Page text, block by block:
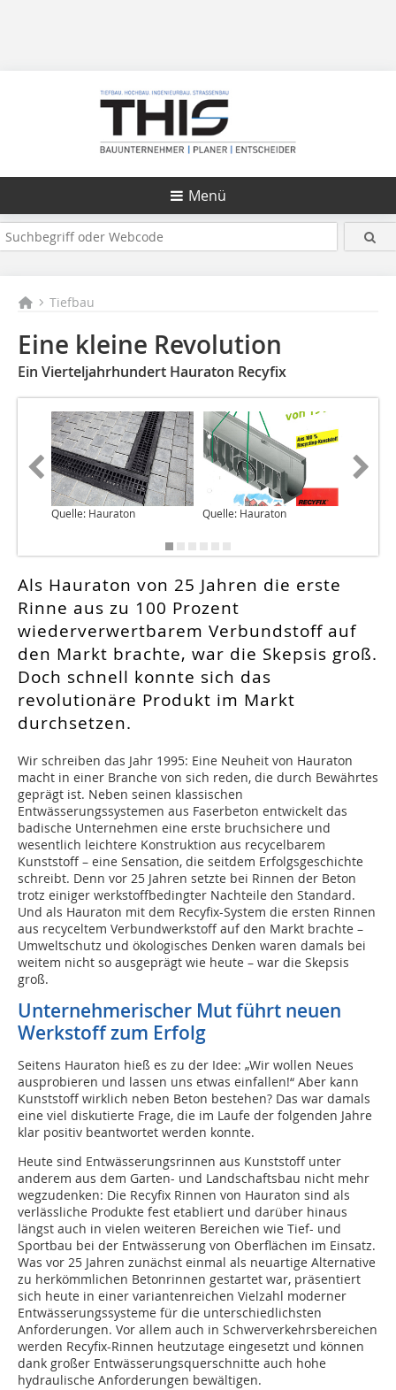
Menü
Tiefbau
Eine kleine Revolution
Ein Vierteljahrhundert Hauraton Recyfix
Quelle: Hauraton Quelle: Hauraton
Als Hauraton von 25 Jahren die erste
Rinne aus zu 100 Prozent
wiederverwertbarem Verbundstoff auf
den Markt brachte, war die Skepsis groß.
Doch schnell konnte sich das
revolutionäre Produkt im Markt
durchsetzen.
Wir schreiben das Jahr 1995: Eine Neuheit von Hauraton
macht in einer Branche von sich reden, die durch Bewährtes
geprägt ist. Neben seinen klassischen
Entwässerungssystemen aus Faserbeton entwickelt das
badische Unternehmen eine erste bruchsichere und
wesentlich leichtere Konstruktion aus recycelbarem
Kunststoff – eine Sensation, die seitdem Erfolgsgeschichte
schreibt. Denn vor 25 Jahren setzte bei Rinnen der Beton
trotz einiger werkstoffbedingter Nachteile den Standard.
Und als Hauraton mit dem Recyfix-System die ersten Rinnen
aus recyceltem Verbundwerkstoff auf den Markt brachte –
Umweltschutz und ökologisches Denken waren damals bei
weitem nicht so ausgeprägt wie heute – war die Skepsis
groß.
Unternehmerischer Mut führt neuen
Werkstoff zum Erfolg
Seitens Hauraton hieß es zu der Idee: „Wir wollen Neues
ausprobieren und lassen uns etwas einfallen!“ Aber kann
Kunststoff wirklich neben Beton bestehen? Das war damals
eine viel diskutierte Frage, die im Laufe der folgenden Jahre
klar positiv beantwortet werden konnte.
Heute sind Entwässerungsrinnen aus Kunststoff unter
anderem aus dem Garten- und Landschaftsbau nicht mehr
wegzudenken: Die Recyfix Rinnen von Hauraton sind als
verlässliche Produkte fest etabliert und darüber hinaus
längst auch in vielen weiteren Bereichen wie Tief- und
Sportbau bei der Entwässerung von Oberflächen im Einsatz.
Was vor 25 Jahren zunächst einmal als neuartige Alternative
zu herkömmlichen Betonrinnen gestartet war, präsentiert
sich heute in einer variantenreichen Vielzahl moderner
Entwässerungssysteme für die unterschiedlichsten
Anforderungen. Vor allem auch in Schwerverkehrsbereichen
werden Recyfix-Rinnen heutzutage eingesetzt und können
dank großer Entwässerungsquerschnitte auch hohe
hydraulische Anforderungen bewältigen.